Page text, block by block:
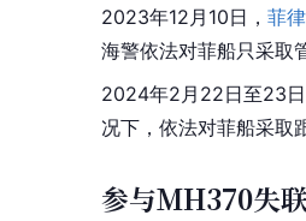
2023年12月10日，菲
海警依法对菲船只采取
2024年2月22日至23
况下，依法对菲船采取
参与MH370失